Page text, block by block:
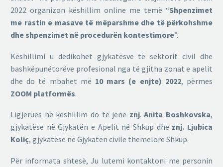
2022 organizon këshillim online me temë “Shpenzimet
me rastin e masave të mëparshme dhe të përkohshme
dhe shpenzimet në procedurën kontestimore”.
Këshillimi u dedikohet gjykatësve të sektorit civil dhe
bashkëpunëtorëve profesional nga të gjitha zonat e apelit
dhe do të mbahet më 10 mars (e enjte) 2022, përmes
ZOOM platformës.
Ligjërues në këshillim do të jenë znj.Anita Boshkovska,
gjykatëse në Gjykatën e Apelit në Shkup dhe znj. Ljubica
Koliç, gjykatëse në Gjykatën civile themelore Shkup.
Për informata shtesë, Ju lutemi kontaktoni me personin